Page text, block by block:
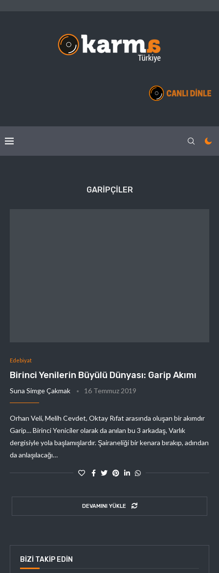
GARIPÇILER
Edebiyat
Birinci Yenilerin Büyülü Dünyası: Garip Akımı
Suna Simge Çakmak 16 Temmuz 2019
Orhan Veli, Melih Cevdet, Oktay Rıfat arasında oluşan bir akımdır
Garip… Birinci Yeniciler olarak da anılan bu 3 arkadaş, Varlık
dergisiyle yola başlamışlardır. Şairaneliği bir kenara bırakıp, adından
da anlaşılacağı…
DEVAMINI YÜKLE
BIZI TAKIP EDIN